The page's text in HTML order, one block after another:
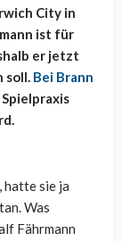
City in
ist für
er jetzt
soll. Bei Brann
, hatte sie ja
Was
Fährmann